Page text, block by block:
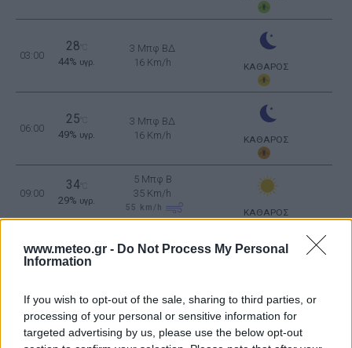
www.meteo.gr - Do Not Process My Personal
Information
If you wish to opt-out of the sale, sharing to third parties, or
processing of your personal or sensitive information for
targeted advertising by us, please use the below opt-out
03:00
28
44% υγρ.
3 Μπφ ΒΔ
16 Km/h
ΚΑΘΑΡΟΣ
06:00
25
49% υγρ.
3 Μπφ ΒΔ
16 Km/h
ΚΑΘΑΡΟΣ
09:00
34°C
29% υγρ.
5 Μπφ B
35 Km/h
55 km/h ΚΑΘΑΡΟΣ
12:00
38°C
19%υγρ.
35 Km/h
15:00
39°C
22% υγρ.
5 Μπφ B
35 Km/h
55km/h ΚΑΘΑΡΟΣ